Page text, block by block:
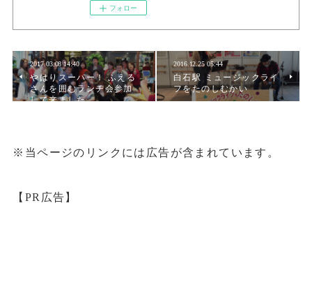
フォロー
2017.03.08 14:40
やはりスーパー！ ふえる
さんを囲むランチ会参加
して来ました
2016.12.25 05:44
白石駅 ミュージックライ
フをたのしむかい
※当ページのリンクには広告が含まれています。
【PR広告】